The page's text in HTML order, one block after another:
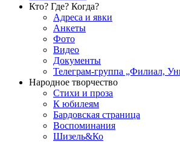
Кто? Где? Когда?
Адреса и явки
Анкеты
Фото
Видео
Документы
Телеграм-группа „Филиал,
Народное творчество
Стихи и проза
К юбилеям
Бардовская страница
Воспоминания
Шизель&Ко